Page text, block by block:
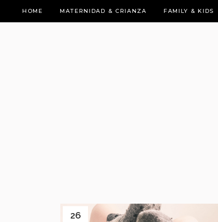
HOME MATERNIDAD & CRIANZA FAMILY & KIDS
26